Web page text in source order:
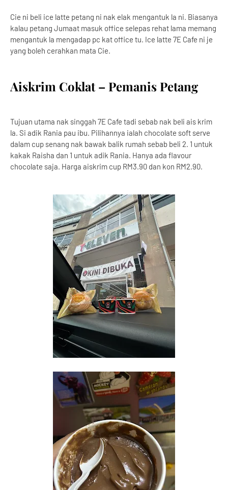
Cie ni beli ice latte petang ni nak elak mengantuk la ni. Biasanya
kalau petang Jumaat masuk office selepas rehat lama memang
mengantuk la mengadap pc kat office tu. Ice latte 7E Cafe ni je
yang boleh cerahkan mata Cie.
Aiskrim Coklat – Pemanis Petang
Tujuan utama nak singgah 7E Cafe tadi sebab nak beli ais krim
la. Si adik Rania pau ibu. Pilihannya ialah chocolate soft serve
dalam cup senang nak bawak balik rumah sebab beli 2. 1 untuk
kakak Raisha dan 1 untuk adik Rania. Hanya ada flavour
chocolate saja. Harga aiskrim cup RM3.90 dan kon RM2.90.